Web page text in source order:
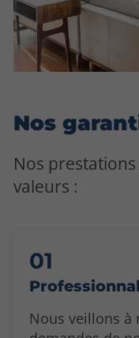
Nos
Nos
valeurs :
Nous veillons à